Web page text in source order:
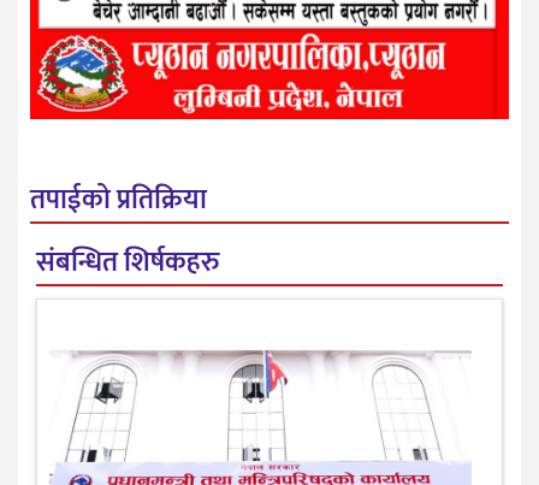
तपाईको प्रतिक्रिया
संबन्धित शिर्षकहरु